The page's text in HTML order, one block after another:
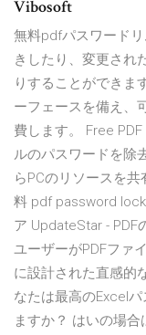
Vibosoft
無料pdfパスワード
きしたり、変更され
りすることができま
ーフェースを備え、
費します。 Free
ルのパスワードを除
らPCのリソースを
料 pdf password
ア UpdateStar - PDF
ユーザーがPDFファ
に設計された直感的
なたは最高のExcel
ますか？ はいの場